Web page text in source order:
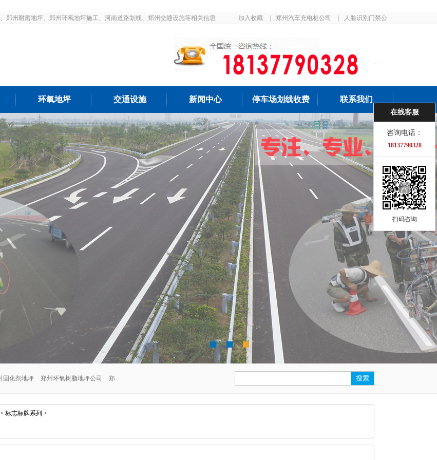
州耐磨地坪、郑州环氧地坪施工、河南道路划线、郑州交通设施等相关信息
加入收藏 郑州汽车充电桩公司
人脸识别门禁公
环氧地坪 交通设施 新闻中心 停车场划线收费 联系我们
固化剂地坪 郑州环氧树脂地坪公司 郑
> 标志标牌系列 >
在线客服
咨询电话：
18137790328
扫码咨询